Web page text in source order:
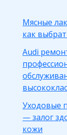
Мясные
как
Audi
Уходовые
— залог
кожи